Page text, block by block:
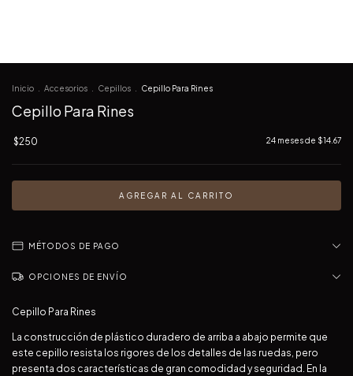
Inicio Accesorios Cepillos Cepillo Para Rines
Cepillo Para Rines
$250 24 meses de $14.67
MÉTODOS DE PAGO
OPCIONES DE ENVÍO
Cepillo Para Rines
La construcción de plástico duradero de arriba a abajo permite que
este cepillo resista los rigores de los detalles de las ruedas, pero
presenta dos características de gran comodidad y seguridad. En la